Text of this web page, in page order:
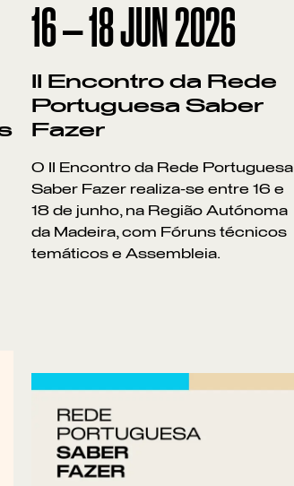
16—18JUN 2026
II Encontro da Rede
Portuguesa Saber
Fazer
O II Encontro da Rede Portuguesa
Saber Fazer realiza-se entre 16 e
18 de junho, na Região Autónoma
da Madeira, com Fóruns técnicos
temáticos e Assembleia.